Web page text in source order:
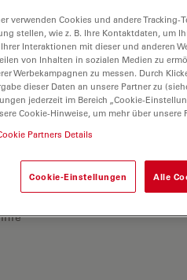
von 10X
mit
und
Sie
verwenden Cookies und andere
stellen, wie z. B. Ihre Kontaktdaten, um
Interaktionen mit dieser und anderen
von Inhalten in sozialen Medien zu
Werbekampagnen zu messen. Durch
dieser Daten an unsere Partner zu
jederzeit im Bereich „Cookie-
Cookie-Hinweise, um mehr über unsere
Partners Details
Cookie-Einstellungen Alle